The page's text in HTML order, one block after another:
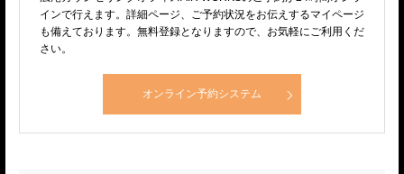
インで行えます。詳細ページ、ご予約状況をお伝えするマイページ
も備えております。無料登録となりますので、お気軽にご利用くだ
さい。
オンライン予約システム